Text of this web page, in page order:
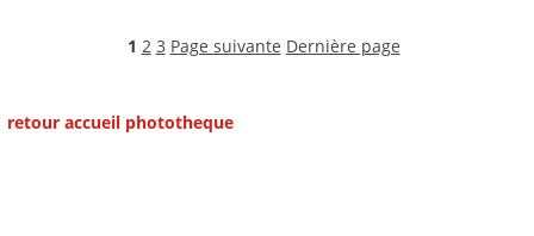
1 2 3 Page suivante Dernière page
retour accueil phototheque